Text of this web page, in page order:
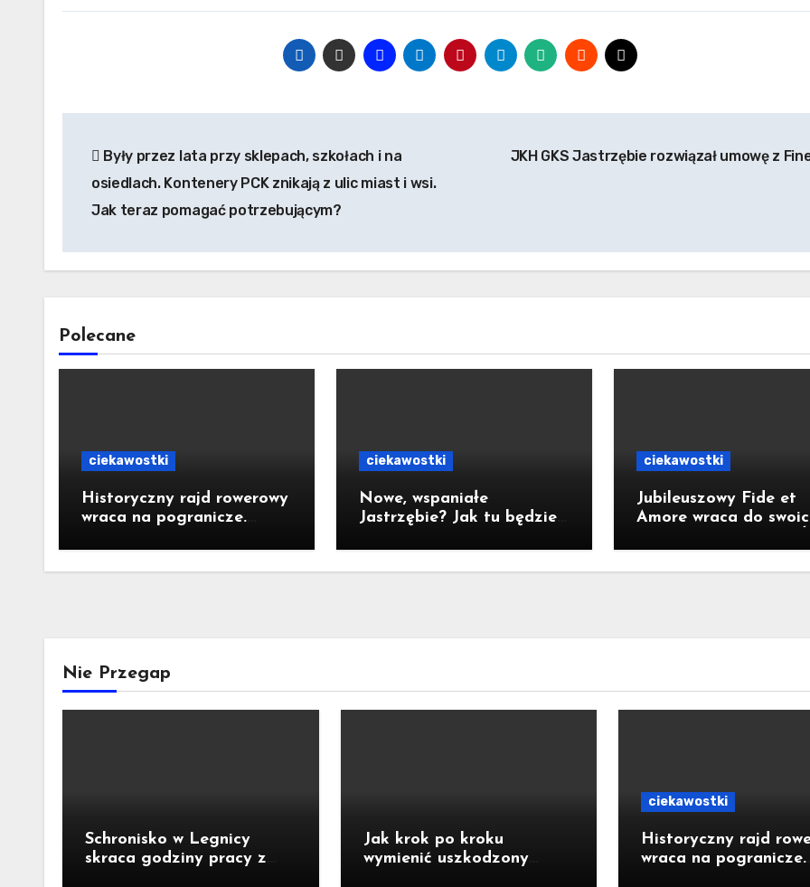
wpisuByły przez lata przy sklepach, szkołach i na
osiedlach. Kontenery PCK znikają z ulic miast i wsi.
Jak teraz pomagać potrzebującym?
JKH GKS Jastrzębie rozwiązał umowę z
Polecane
ciekawostki
Historyczny rajd rowerowy
wraca na pogranicze.
dołączyć
ciekawostki
Nowe, wspaniałe
Jastrzębie? Jak tu będzie
ciekawostki
Jubileuszowy Fide et
Amore wraca do
Nie Przegap
Schronisko w Legnicy
skraca godziny pracy z
Jak krok po kroku
wymienić uszkodzony
ciekawostki
Historyczny rajd
wraca na pogranicze.